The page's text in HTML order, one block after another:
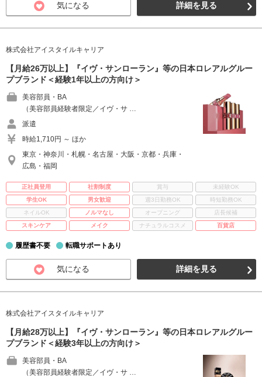
気になる 詳細を見る
株式会社アイスタイルキャリア
【月給26万以上】『イヴ・サンローラン』等の日本ロレアルグルー
プブランド＜経験1年以上の方向け＞
美容部員・BA
（美容部員経験者限定／イヴ・サ …
派遣
時給1,710円 ～ ほか
東京・神奈川・札幌・名古屋・大阪・京都・兵庫・
広島・福岡
正社員登用 社割制度 賞与
未経験OK
学生OK
男女歓迎 週3日勤務OK
時短勤務OK
ネイルOK
ノルマなし オープニング
店長候補
スキンケア
メイク ナチュラルコスメ 百貨店
履歴書不要 転職サポートあり
気になる 詳細を見る
株式会社アイスタイルキャリア
【月給28万以上】『イヴ・サンローラン』等の日本ロレアルグルー
プブランド＜経験3年以上の方向け＞
美容部員・BA
（美容部員経験者限定／イヴ・サ …